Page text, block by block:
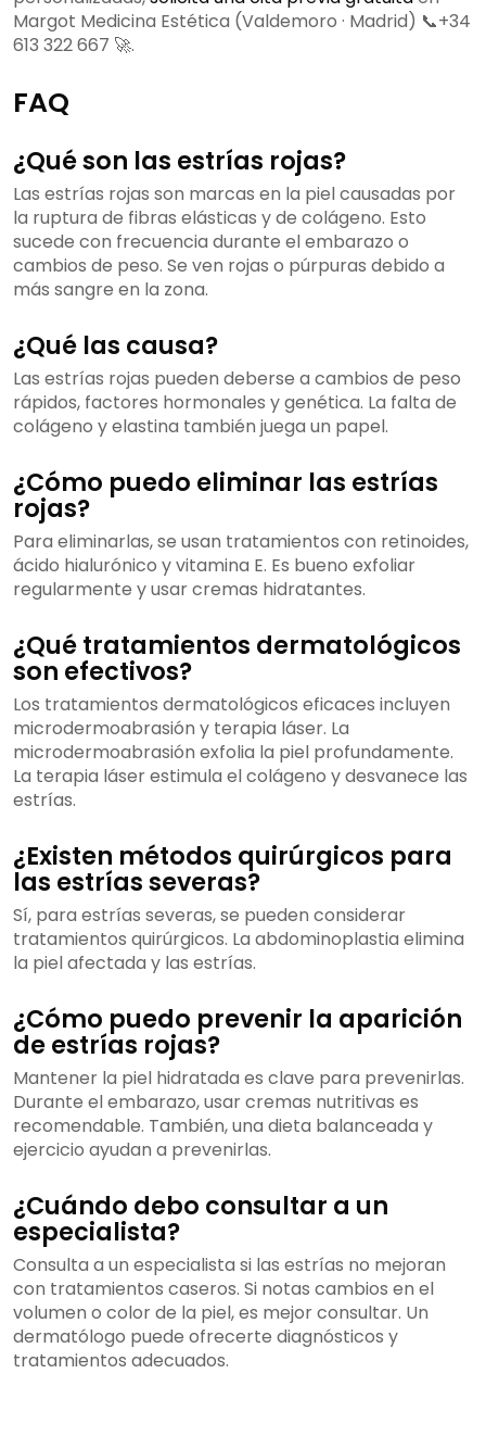
Margot Medicina Estética (Valdemoro · Madrid) 📞+34
613 322 667 🚀.
FAQ
¿Qué son las estrías rojas?
Las estrías rojas son marcas en la piel causadas por
la ruptura de fibras elásticas y de colágeno. Esto
sucede con frecuencia durante el embarazo o
cambios de peso. Se ven rojas o púrpuras debido a
más sangre en la zona.
¿Qué las causa?
Las estrías rojas pueden deberse a cambios de peso
rápidos, factores hormonales y genética. La falta de
colágeno y elastina también juega un papel.
¿Cómo puedo eliminar las estrías
rojas?
Para eliminarlas, se usan tratamientos con retinoides,
ácido hialurónico y vitamina E. Es bueno exfoliar
regularmente y usar cremas hidratantes.
¿Qué tratamientos dermatológicos
son efectivos?
Los tratamientos dermatológicos eficaces incluyen
microdermoabrasión y terapia láser. La
microdermoabrasión exfolia la piel profundamente.
La terapia láser estimula el colágeno y desvanece las
estrías.
¿Existen métodos quirúrgicos para
las estrías severas?
Sí, para estrías severas, se pueden considerar
tratamientos quirúrgicos. La abdominoplastia elimina
la piel afectada y las estrías.
¿Cómo puedo prevenir la aparición
de estrías rojas?
Mantener la piel hidratada es clave para prevenirlas.
Durante el embarazo, usar cremas nutritivas es
recomendable. También, una dieta balanceada y
ejercicio ayudan a prevenirlas.
¿Cuándo debo consultar a un
especialista?
Consulta a un especialista si las estrías no mejoran
con tratamientos caseros. Si notas cambios en el
volumen o color de la piel, es mejor consultar. Un
dermatólogo puede ofrecerte diagnósticos y
tratamientos adecuados.